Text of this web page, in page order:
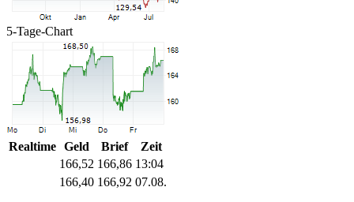
5-Tage-Chart
Realtime Geld Brief
Zeit
166,52 166,86 13:04
166,40 166,92 07.08.